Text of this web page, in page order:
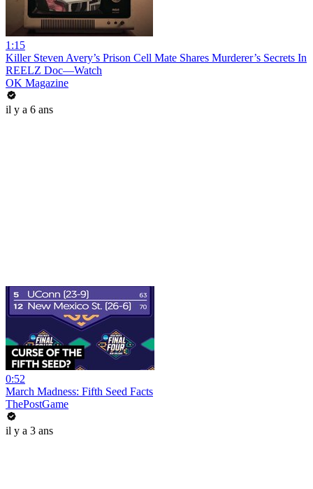
1:15
Killer Steven Avery’s Prison Cell Mate Shares Murderer’s Secrets In
REELZ Doc—Watch
OK Magazine
il y a 6 ans
0:52
March Madness: Fifth Seed Facts
ThePostGame
il y a 3 ans